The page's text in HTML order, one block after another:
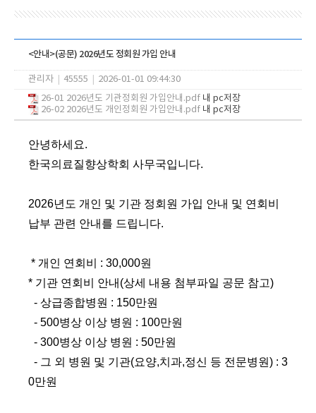
<안내>(공문) 2026년도 정회원 가입 안내
관리자 45555
2026-01-01 09:44:30
26-01 2026년도 기관정회원 가입안내.pdf 내 pc저장
26-02 2026년도 개인정회원 가입안내.pdf 내 pc저장
안녕하세요.
한국의료질향상학회 사무국입니다.
2026년도 개인 및 기관 정회원 가입 안내 및 연회비
납부 관련 안내를 드립니다.
* 개인 연회비 : 30,000원
* 기관 연회비 안내 (상세 내용 첨부파일 공문 참고)
- 상급종합병원 : 150만원
- 500병상 이상 병원 : 100만원
- 300병상 이상 병원 : 50만원
- 그 외 병원 및 기관(요양,치과,정신 등 전문병원) : 3
0만원